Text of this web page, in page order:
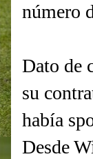
número
Dato de
su
había
Desde